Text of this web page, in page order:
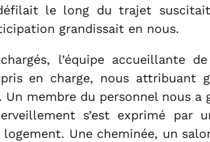
le long du trajet
grandissait en nous.
l’équipe accueillante
en charge, nous attribuant
membre du personnel nous a
s’est exprimé par
Une cheminée, un